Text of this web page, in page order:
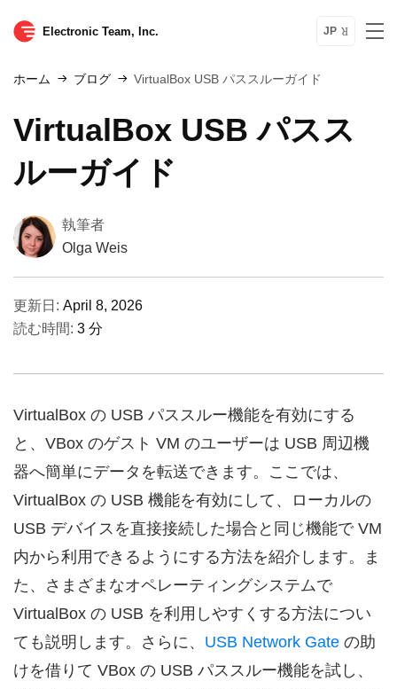
Electronic Team, Inc. JP
ホーム ブログ VirtualBox USB パススルーガイド
VirtualBox USB パスス
ルーガイド
執筆者
Olga Weis
更新日: April 8, 2026
読む時間: 3 分
VirtualBox の USB パススルー機能を有効にする
と、VBox のゲスト VM のユーザーは USB 周辺機
器へ簡単にデータを転送できます。ここでは、
VirtualBox の USB 機能を有効にして、ローカルの
USB デバイスを直接接続した場合と同じ機能で VM
内から利用できるようにする方法を紹介します。ま
た、さまざまなオペレーティングシステムで
VirtualBox の USB を利用しやすくする方法につい
ても説明します。さらに、 USB Network Gate の助
けを借りて VBox の USB パススルー機能を試し、